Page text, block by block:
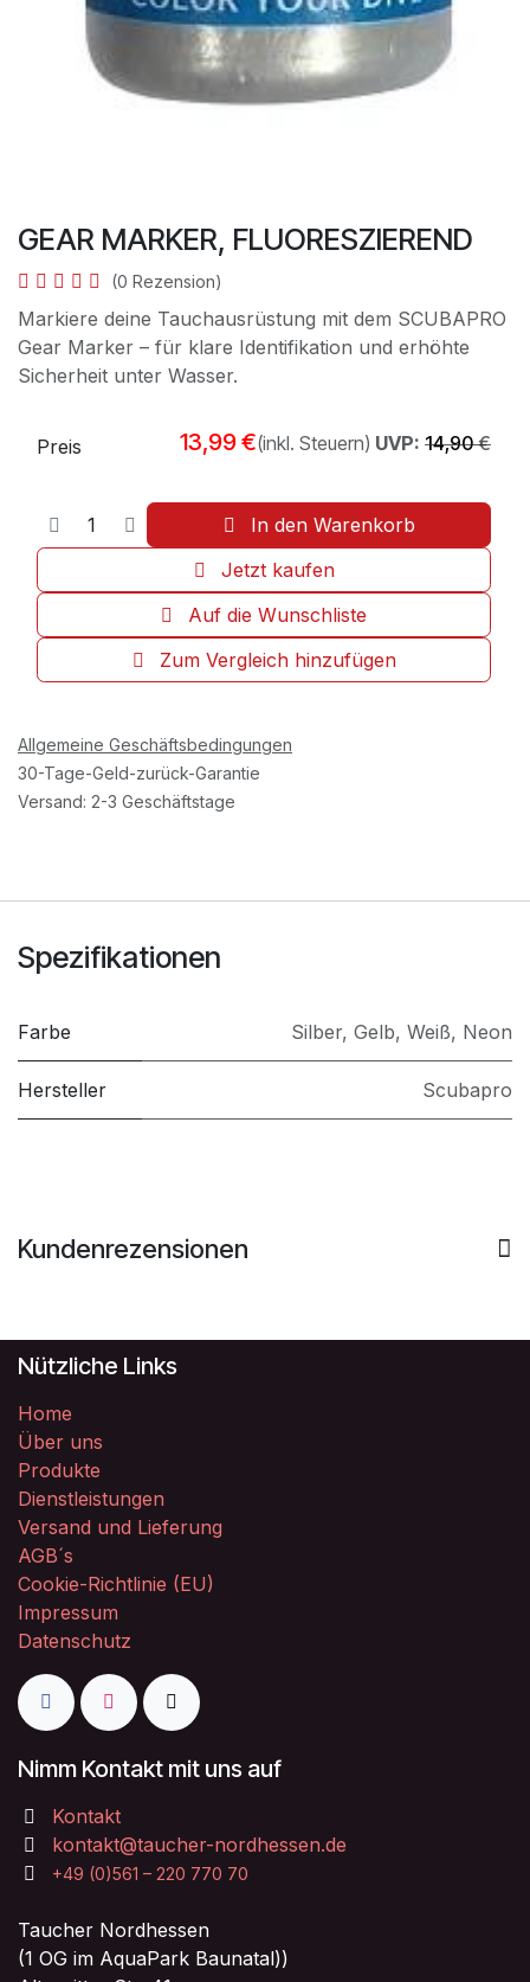
GEAR MARKER, FLUORESZIEREND
(0 Rezension)
Markiere deine Tauchausrüstung mit dem SCUBAPRO
Gear Marker – für klare Identifikation und erhöhte
Sicherheit unter Wasser.
In den Warenkorb
Jetzt kaufen
Zum Vergleich hinzufügen
Auf die Wunschliste
Preis 13,99€(inkl. Steuern) UVP: 14,90€
Allgemeine Geschäftsbedingungen
30-Tage-Geld-zurück-Garantie
Versand: 2-3 Geschäftstage
Spezifikationen
Farbe Silber, Gelb, Weiß, Neon
Hersteller Scubapro
Kundenrezensionen
Nützliche Links
Home
Über uns
Produkte
Dienstleistungen
Versand und Lieferung
AGB´s
Cookie-Richtlinie (EU)
Impressum
Datenschutz
Nimm Kontakt mit uns auf
Kontakt
kontakt@taucher-nordhessen.de
+49 (0)561 – 220 770 70
Taucher Nordhessen
(1 OG im AquaPark Baunatal))